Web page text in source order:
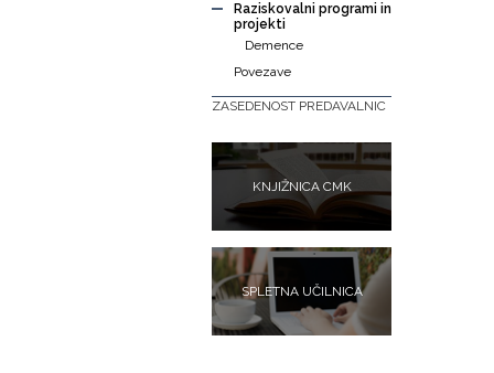
Raziskovalni programi in
projekti
Demence
Povezave
ZASEDENOST PREDAVALNIC
KNJIŽNICA CMK
SPLETNA UČILNICA